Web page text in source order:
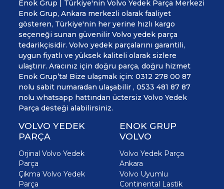
Enok Grup | Türkiye'nin Volvo Yedek Parça Merkezi
Enok Grup, Ankara merkezli olarak faaliyet
gösteren, Türkiye'nin her yerine hızlı kargo
seçeneği sunan güvenilir Volvo yedek parça
tedarikçisidir. Volvo yedek parçalarını garantili,
uygun fiyatlı ve yüksek kaliteli olarak sizlere
ulaştırır. Aracınız için doğru parça, doğru hizmet
Enok Grup’ta! Bize ulaşmak için: 0312 278 00 87
nolu sabit numaradan ulaşabilir , 0533 481 87 87
nolu whatsapp hattından üctersiz Volvo Yedek
Parça desteği alabilirsiniz.
VOLVO YEDEK
PARÇA
Orjinal Volvo Yedek
Parça
Çıkma Volvo Yedek
Parça
ENOK GRUP
VOLVO
Volvo Yedek Parça
Ankara
Volvo Uyumlu
Continental Lastik